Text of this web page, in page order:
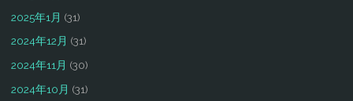
2025年1月 (31)
2024年12月 (31)
2024年11月 (30)
2024年10月 (31)